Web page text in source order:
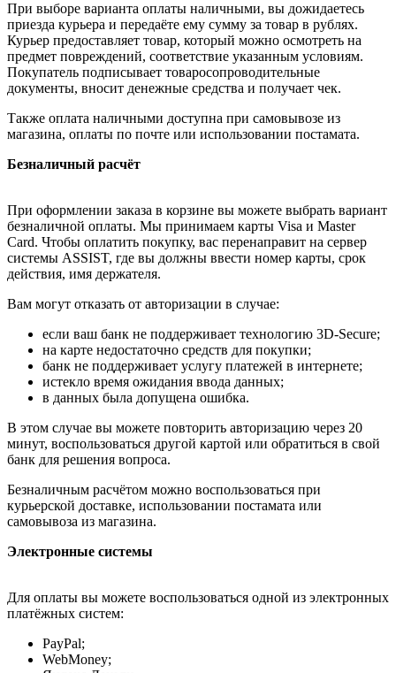
При выборе варианта оплаты наличными, вы дожидаетесь
приезда курьера и передаёте ему сумму за товар в рублях.
Курьер предоставляет товар, который можно осмотреть на
предмет повреждений, соответствие указанным условиям.
Покупатель подписывает товаросопроводительные
документы, вносит денежные средства и получает чек.
Также оплата наличными доступна при самовывозе из
магазина, оплаты по почте или использовании постамата.
Безналичный расчёт
При оформлении заказа в корзине вы можете выбрать вариант
безналичной оплаты. Мы принимаем карты Visa и Master
Card. Чтобы оплатить покупку, вас перенаправит на сервер
системы ASSIST, где вы должны ввести номер карты, срок
действия, имя держателя.
Вам могут отказать от авторизации в случае:
если ваш банк не поддерживает технологию 3D-Secure;
на карте недостаточно средств для покупки;
банк не поддерживает услугу платежей в интернете;
истекло время ожидания ввода данных;
в данных была допущена ошибка.
В этом случае вы можете повторить авторизацию через 20
минут, воспользоваться другой картой или обратиться в свой
банк для решения вопроса.
Безналичным расчётом можно воспользоваться при
курьерской доставке, использовании постамата или
самовывоза из магазина.
Электронные системы
Для оплаты вы можете воспользоваться одной из электронных
платёжных систем:
PayPal;
WebMoney;